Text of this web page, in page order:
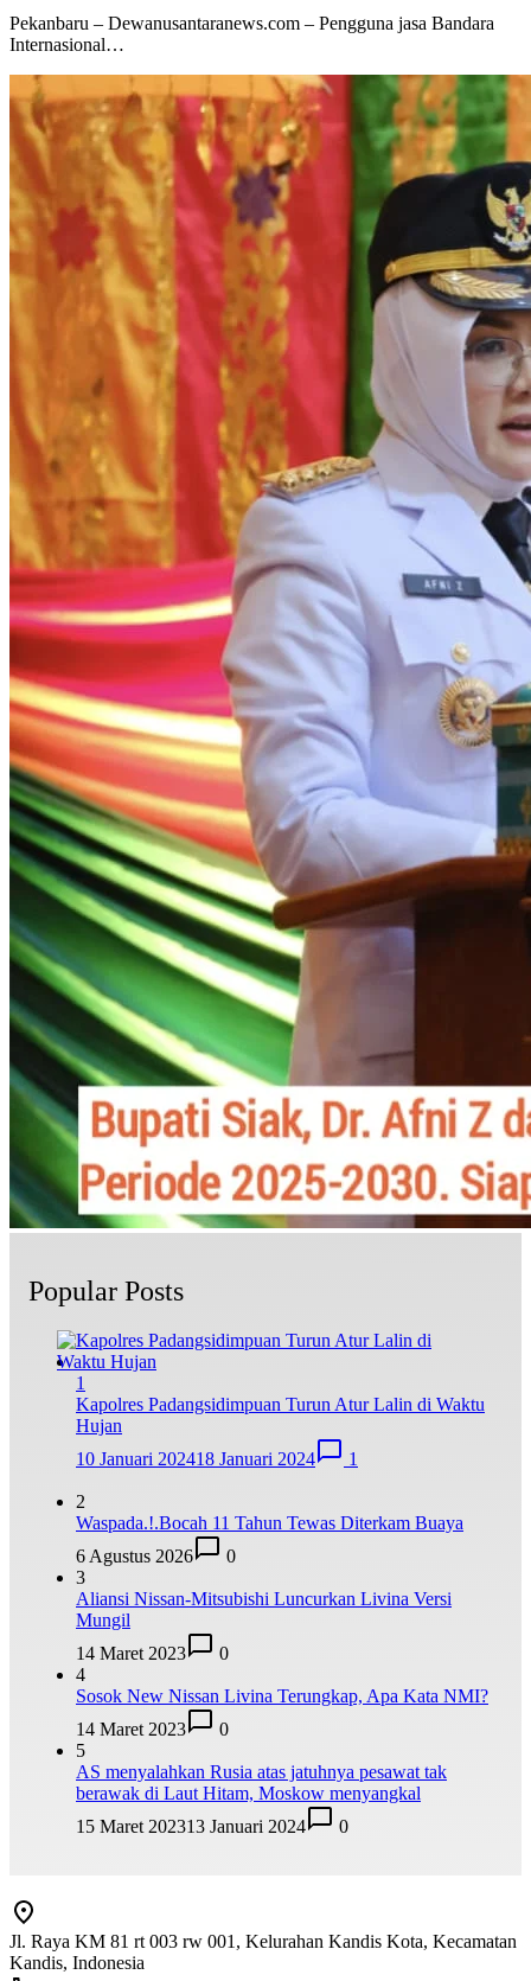
Pekanbaru – Dewanusantaranews.com – Pengguna jasa Bandara
Internasional…
Popular Posts
1
Kapolres Padangsidimpuan Turun Atur Lalin di Waktu
Hujan
10 Januari 202418 Januari 2024 1
2
Waspada.!.Bocah 11 Tahun Tewas Diterkam Buaya
6 Agustus 2026
0
3
Aliansi Nissan-Mitsubishi Luncurkan Livina Versi
Mungil
14 Maret 2023
0
4
Sosok New Nissan Livina Terungkap, Apa Kata NMI?
14 Maret 2023
0
5
AS menyalahkan Rusia atas jatuhnya pesawat tak
berawak di Laut Hitam, Moskow menyangkal
15 Maret 202313 Januari 2024 0
Jl. Raya KM 81 rt 003 rw 001, Kelurahan Kandis Kota, Kecamatan
Kandis, Indonesia